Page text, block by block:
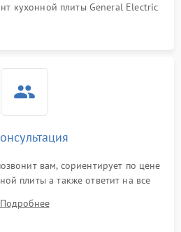
кухонной плиты General Electric
вам, сориентирует по цене
плиты а также ответит на все
Подробнее